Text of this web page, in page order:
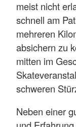
meist nicht
schnell am
mehreren
absichern zu
mitten im
schweren
Neben einer